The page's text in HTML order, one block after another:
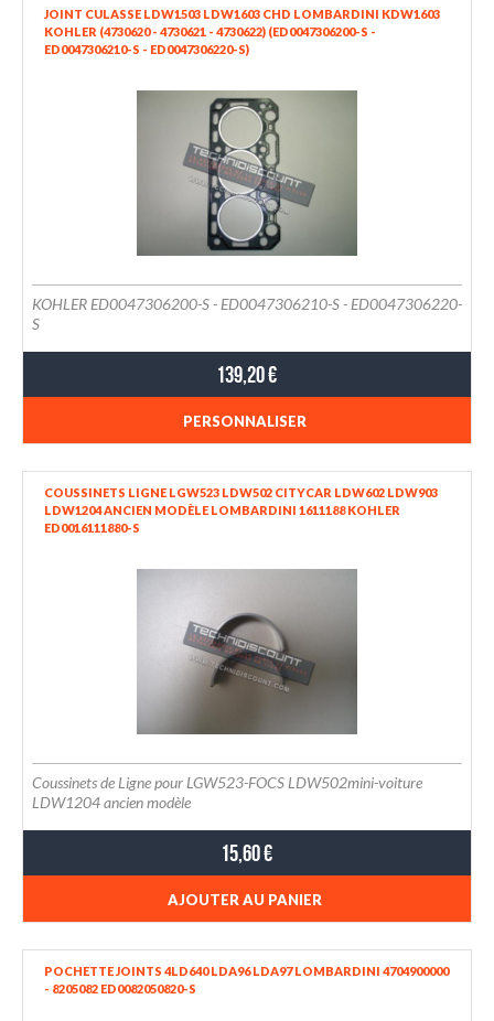
JOINT CULASSE LDW1503 LDW1603 CHD LOMBARDINI KDW1603
KOHLER (4730620 - 4730621 - 4730622) (ED0047306200-S -
ED0047306210-S - ED0047306220-S)
KOHLER ED0047306200-S - ED0047306210-S - ED0047306220-
S
139,20 €
PERSONNALISER
COUSSINETS LIGNE LGW523 LDW502 CITYCAR LDW602 LDW903
LDW1204 ANCIEN MODÈLE LOMBARDINI 1611188 KOHLER
ED0016111880-S
Coussinets de Ligne pour LGW523-FOCS LDW502mini-voiture
LDW1204 ancien modèle
15,60 €
AJOUTER AU PANIER
POCHETTE JOINTS 4LD640 LDA96 LDA97 LOMBARDINI 4704900000
- 8205082 ED0082050820-S